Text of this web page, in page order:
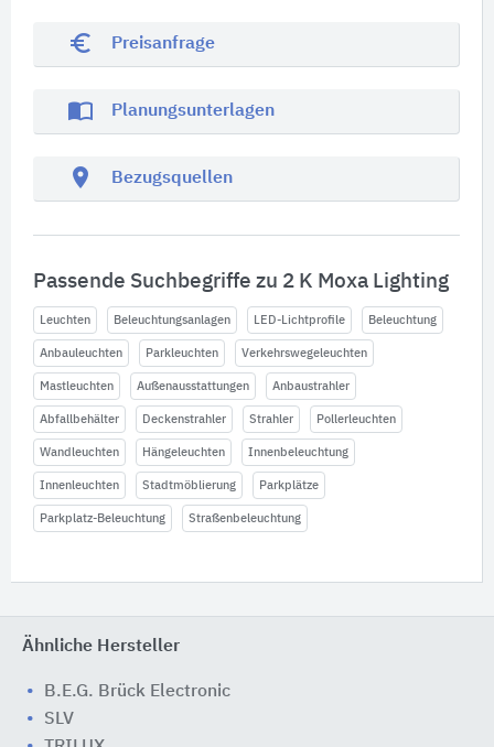
euro_symbol Preisanfrage
import_contacts Planungsunterlagen
location_on Bezugsquellen
Passende Suchbegriffe zu 2 K Moxa Lighting
Leuchten Beleuchtungsanlagen LED-Lichtprofile Beleuchtung
Anbauleuchten Parkleuchten Verkehrswegeleuchten
Mastleuchten Außenausstattungen Anbaustrahler
Abfallbehälter Deckenstrahler Strahler Pollerleuchten
Wandleuchten Hängeleuchten Innenbeleuchtung
Innenleuchten Stadtmöblierung Parkplätze
Parkplatz-Beleuchtung Straßenbeleuchtung
Ähnliche Hersteller
B.E.G. Brück Electronic
SLV